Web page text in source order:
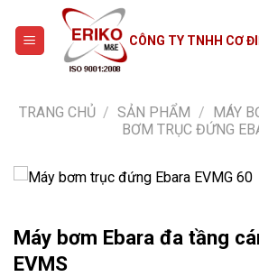
content
CÔNG TY TNHH CƠ
TRANG CHỦ / SẢN PHẨM / MÁY
BƠM TRỤC ĐỨNG
Máy bơm Ebara đa tầng
EVMS